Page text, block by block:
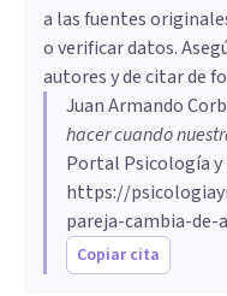
a las fuentes
o verificar datos.
autores y de citar de
Juan Armando
hacer cuando
Portal Psicología y
https://
pareja-cambia-de-
Copiar cita